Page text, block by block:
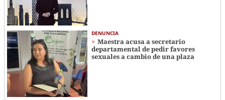
DENUNCIA
Maestra acusa a secretario
departamental de pedir favores
sexuales a cambio de una plaza